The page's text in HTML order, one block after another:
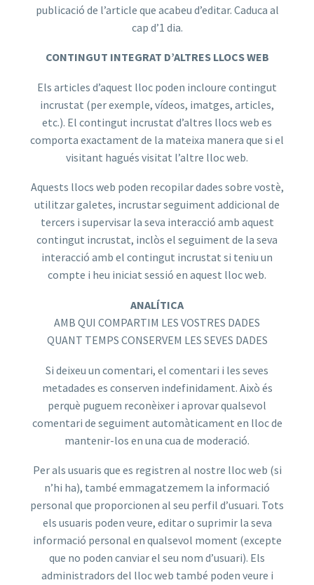
publicació de l’article que acabeu d’editar. Caduca al
cap d’1 dia.
CONTINGUT INTEGRAT D’ALTRES LLOCS WEB
Els articles d’aquest lloc poden incloure contingut
incrustat (per exemple, vídeos, imatges, articles,
etc.). El contingut incrustat d’altres llocs web es
comporta exactament de la mateixa manera que si el
visitant hagués visitat l’altre lloc web.
Aquests llocs web poden recopilar dades sobre vostè,
utilitzar galetes, incrustar seguiment addicional de
tercers i supervisar la seva interacció amb aquest
contingut incrustat, inclòs el seguiment de la seva
interacció amb el contingut incrustat si teniu un
compte i heu iniciat sessió en aquest lloc web.
ANALÍTICA
AMB QUI COMPARTIM LES VOSTRES DADES
QUANT TEMPS CONSERVEM LES SEVES DADES
Si deixeu un comentari, el comentari i les seves
metadades es conserven indefinidament. Això és
perquè puguem reconèixer i aprovar qualsevol
comentari de seguiment automàticament en lloc de
mantenir-los en una cua de moderació.
Per als usuaris que es registren al nostre lloc web (si
n’hi ha), també emmagatzemem la informació
personal que proporcionen al seu perfil d’usuari. Tots
els usuaris poden veure, editar o suprimir la seva
informació personal en qualsevol moment (excepte
que no poden canviar el seu nom d’usuari). Els
administradors del lloc web també poden veure i